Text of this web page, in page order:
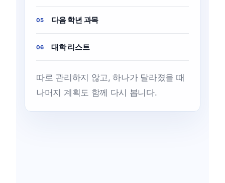
05 다음 학년 과목
06 대학 리스트
따로 관리하지 않고, 하나가 달라졌을 때
나머지 계획도 함께 다시 봅니다.